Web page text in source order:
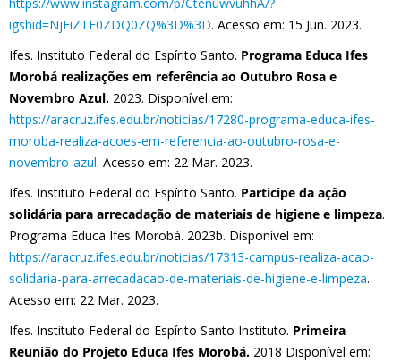
igshid=NjFiZTE0ZDQ0ZQ%3D%3D. Acesso em: 15 Jun. 2023.
Ifes. Instituto Federal do Espírito Santo. Programa Educa Ifes
Morobá realizações em referência ao Outubro Rosa e
Novembro Azul. 2023. Disponível em:
https://aracruz.ifes.edu.br/noticias/17280-programa-educa-ifes-
moroba-realiza-acoes-em-referencia-ao-outubro-rosa-e-
novembro-azul. Acesso em: 22 Mar. 2023.
Ifes. Instituto Federal do Espírito Santo. Participe da ação
solidária para arrecadação de materiais de higiene e limpeza.
Programa Educa Ifes Morobá. 2023b. Disponível em:
https://aracruz.ifes.edu.br/noticias/17313-campus-realiza-acao-
solidaria-para-arrecadacao-de-materiais-de-higiene-e-limpeza.
Acesso em: 22 Mar. 2023.
Ifes. Instituto Federal do Espírito Santo Instituto. Primeira
Reunião do Projeto Educa Ifes Morobá. 2018 Disponível em: